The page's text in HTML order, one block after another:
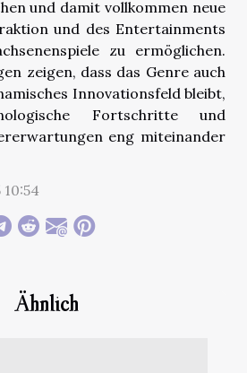
Ähnlich
und damit vollkommen neue
und des Entertainments
zu ermöglichen.
zeigen, dass das Genre auch
Innovationsfeld bleibt,
Fortschritte und
eng miteinander